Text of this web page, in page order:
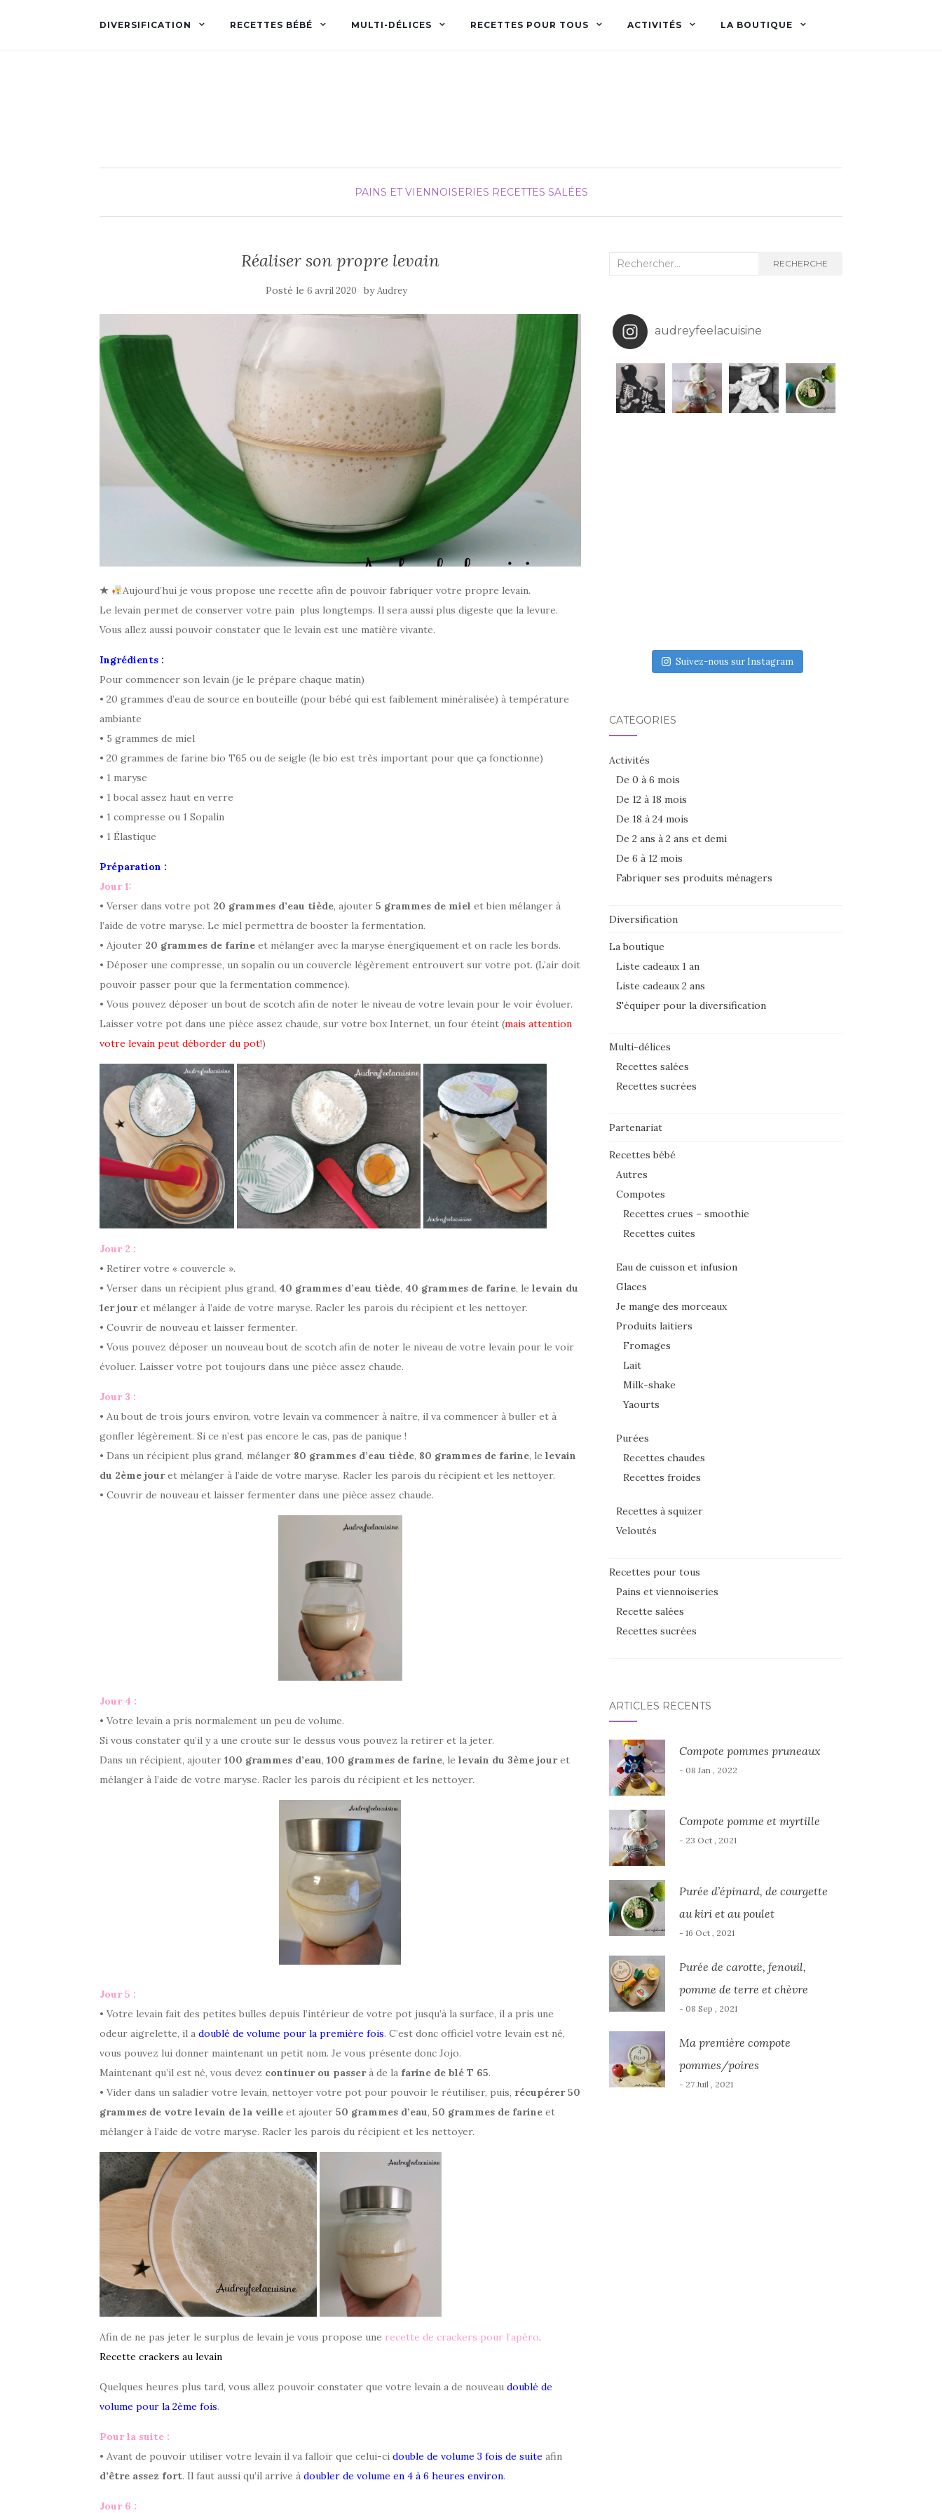
DIVERSIFICATION RECETTES BÉBÉ MULTI-DÉLICES RECETTES POUR TOUS ACTIVITÉS LA BOUTIQUE
PAINS ET VIENNOISERIES RECETTES SALÉES
Réaliser son propre levain
Posté le6 avril 2020 byAudrey
★
Aujourd’hui je vous propose une recette afin de pouvoir fabriquer votre propre levain.
Le levain permet de conserver votre pain plus longtemps. Il sera aussi plus digeste que la levure.
Vous allez aussi pouvoir constater que le levain est une matière vivante.
Ingrédients :
Pour commencer son levain (je le prépare chaque matin)
• 20 grammes d’eau de source en bouteille (pour bébé qui est faiblement minéralisée) à température
ambiante
• 5 grammes de miel
• 20 grammes de farine bio T65 ou de seigle (le bio est très important pour que ça fonctionne)
• 1 maryse
• 1 bocal assez haut en verre
• 1 compresse ou 1 Sopalin
• 1 Élastique
Préparation :
Jour 1:
• Verser dans votre pot 20 grammes d’eau tiède, ajouter 5 grammes de miel et bien mélanger à
l’aide de votre maryse. Le miel permettra de booster la fermentation.
• Ajouter 20 grammes de farine et mélanger avec la maryse énergiquement et on racle les bords.
• Déposer une compresse, un sopalin ou un couvercle légèrement entrouvert sur votre pot. (L’air doit
pouvoir passer pour que la fermentation commence).
• Vous pouvez déposer un bout de scotch afin de noter le niveau de votre levain pour le voir évoluer.
Laisser votre pot dans une pièce assez chaude, sur votre box Internet, un four éteint (mais attention
votre levain peut déborder du pot!)
Jour 2 :
• Retirer votre « couvercle ».
• Verser dans un récipient plus grand, 40 grammes d’eau tiède, 40 grammes de farine, le levain du
1er jouret mélanger à l’aide de votre maryse. Racler les parois du récipient et les nettoyer.
• Couvrir de nouveau et laisser fermenter.
• Vous pouvez déposer un nouveau bout de scotch afin de noter le niveau de votre levain pour le voir
évoluer. Laisser votre pot toujours dans une pièce assez chaude.
Jour 3 :
• Au bout de trois jours environ, votre levain va commencer à naître, il va commencer à buller et à
gonfler légèrement. Si ce n’est pas encore le cas, pas de panique !
• Dans un récipient plus grand, mélanger 80 grammes d’eau tiède, 80 grammes de farine, le levain
du 2ème jouret mélanger à l’aide de votre maryse. Racler les parois du récipient et les nettoyer.
• Couvrir de nouveau et laisser fermenter dans une pièce assez chaude.
Jour 4 :
• Votre levain a pris normalement un peu de volume.
Si vous constater qu’il y a une croute sur le dessus vous pouvez la retirer et la jeter.
Dans un récipient, ajouter 100 grammes d’eau, 100 grammes de farine, le levain du 3ème jouret
mélanger à l’aide de votre maryse. Racler les parois du récipient et les nettoyer.
Jour 5 :
• Votre levain fait des petites bulles depuis l’intérieur de votre pot jusqu’à la surface, il a pris une
odeur aigrelette, il a doublé de volume pour la première fois. C’est donc officiel votre levain est né,
vous pouvez lui donner maintenant un petit nom. Je vous présente donc Jojo.
Maintenant qu’il est né, vous devez continuer ou passerà de la farine de blé T 65.
• Vider dans un saladier votre levain, nettoyer votre pot pour pouvoir le réutiliser, puis, récupérer 50
grammes de votre levain de la veille et ajouter 50 grammes d’eau, 50 grammes de farine et
mélanger à l’aide de votre maryse. Racler les parois du récipient et les nettoyer.
Afin de ne pas jeter le surplus de levain je vous propose une recette de crackers pour l’apéro.
Recette crackers au levain
Quelques heures plus tard, vous allez pouvoir constater que votre levain a de nouveau doublé de
volume pour la 2ème fois.
Pour la suite :
• Avant de pouvoir utiliser votre levain il va falloir que celui-ci double de volume 3 fois de suite afin
d’être assez fort. Il faut aussi qu’il arrive à doubler de volume en 4 à 6 heures environ.
Jour 6 :
Recherche
RECHERCHE
audreyfeelacuisine
Suivez-nous sur Instagram
CATÉGORIES
Activités
De 0 à 6 mois
De 12 à 18 mois
De 18 à 24 mois
De 2 ans à 2 ans et demi
De 6 à 12 mois
Fabriquer ses produits ménagers
Diversification
La boutique
Liste cadeaux 1 an
Liste cadeaux 2 ans
S'équiper pour la diversification
Multi-délices
Recettes salées
Recettes sucrées
Partenariat
Recettes bébé
Autres
Compotes
Recettes crues – smoothie
Recettes cuites
Eau de cuisson et infusion
Glaces
Je mange des morceaux
Produits laitiers
Fromages
Lait
Milk-shake
Yaourts
Purées
Recettes chaudes
Recettes froides
Recettes à squizer
Veloutés
Recettes pour tous
Pains et viennoiseries
Recette salées
Recettes sucrées
ARTICLES RÉCENTS
Compote pommes pruneaux
- 08 Jan , 2022
Compote pomme et myrtille
- 23 Oct , 2021
Purée d’épinard, de courgette
au kiri et au poulet
- 16 Oct , 2021
Purée de carotte, fenouil,
pomme de terre et chèvre
- 08 Sep , 2021
Ma première compote
pommes/poires
- 27 Juil , 2021